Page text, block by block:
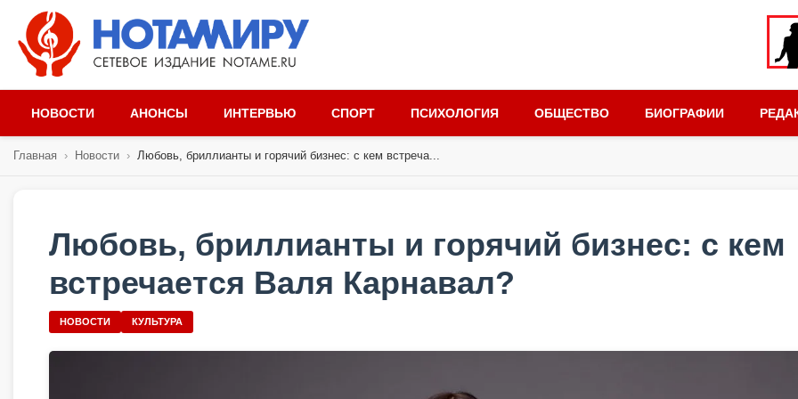
НОВОСТИ АНОНСЫ ИНТЕРВЬЮ СПОРТ ПСИХОЛОГИЯ ОБЩЕСТВО БИОГРАФИИ
Главная › Новости › Любовь, бриллианты и горячий бизнес: с кем встреча...
Любовь, бриллианты и горячий бизнес: с кем
встречается Валя Карнавал?
НОВОСТИ КУЛЬТУРА